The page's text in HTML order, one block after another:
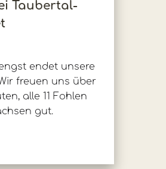
Taubertal-
endet unsere
freuen uns über
alle 11 Fohlen
gut.